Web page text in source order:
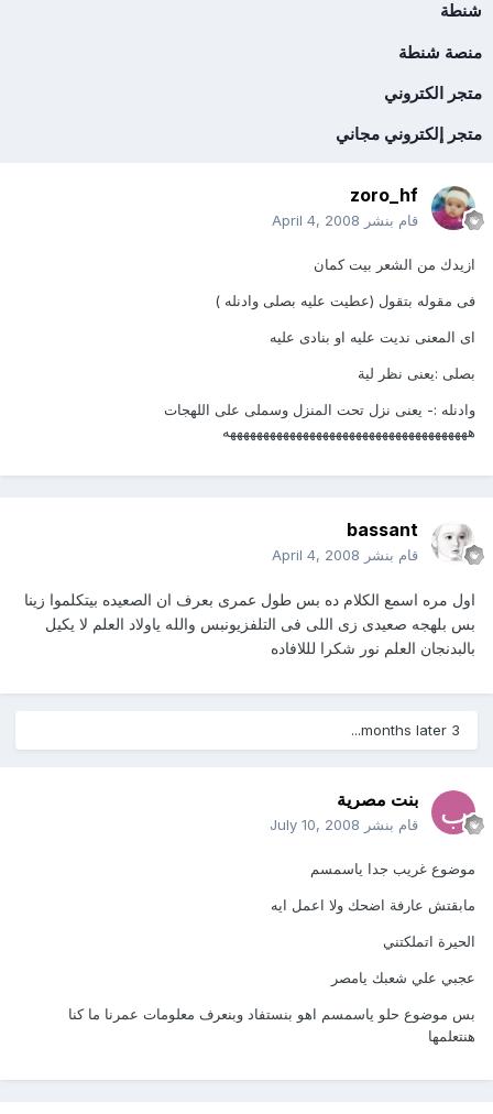
شنطة
منصة شنطة
متجر الكتروني
متجر إلكتروني مجاني
zoro_hf
قام بنشر April 4, 2008
ازيدك من الشعر بيت كمان
فى مقوله بتقول (عطيت عليه بصلى وادنله )
اى المعنى نديت عليه او بنادى عليه
بصلى :يعنى نظر لية
وادنله :- يعنى نزل تحت المنزل وسملى على اللهجات
هههههههههههههههههههههههههههههههههههههه
bassant
قام بنشر April 4, 2008
اول مره اسمع الكلام ده بس طول عمرى بعرف ان الصعيده بيتكلموا زينا
بس بلهجه صعيدى زى اللى فى التلفزيونبس والله ياولاد العلم لا يكيل
بالبدنجان العلم نور شكرا لللافاده
3 months later...
بنت مصرية
قام بنشر July 10, 2008
موضوع غريب جدا ياسمسم
مابقتش عارفة اضحك ولا اعمل ايه
الحيرة اتملكتني
عجبي علي شعبك يامصر
بس موضوع حلو ياسمسم اهو بنستفاد وبنعرف معلومات عمرنا ما كنا
هنتعلمها